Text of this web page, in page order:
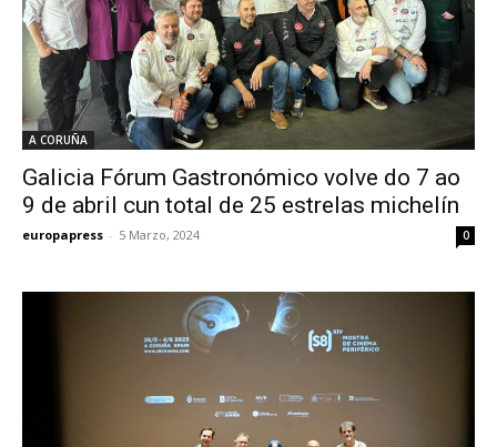
A CORUÑA
Galicia Fórum Gastronómico volve do 7 ao
9 de abril cun total de 25 estrelas michelín
europapress - 5 Marzo, 2024 0